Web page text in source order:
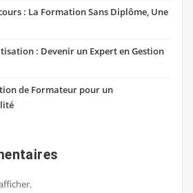
: La Formation Sans Diplôme, Une
: Devenir un Expert en Gestion
de Formateur pour un